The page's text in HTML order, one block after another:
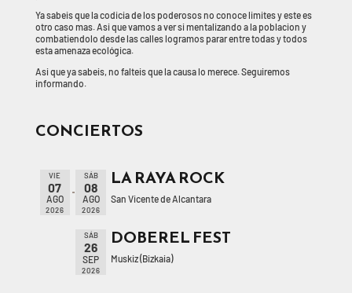
Ya sabeis que la codicia de los poderosos no conoce limites y este es
otro caso mas. Asi que vamos a ver si mentalizando a la poblacion y
combatiendolo desde las calles logramos parar entre todas y todos
esta amenaza ecológica.
Asi que ya sabeis, no falteis que la causa lo merece. Seguiremos
informando.
CONCIERTOS
VIE
07
AGO
2026
SÁB
08
AGO
2026
LA RAYA ROCK
San Vicente de Alcantara
SÁB
26
SEP
2026
DOBEREL FEST
Muskiz (Bizkaia)